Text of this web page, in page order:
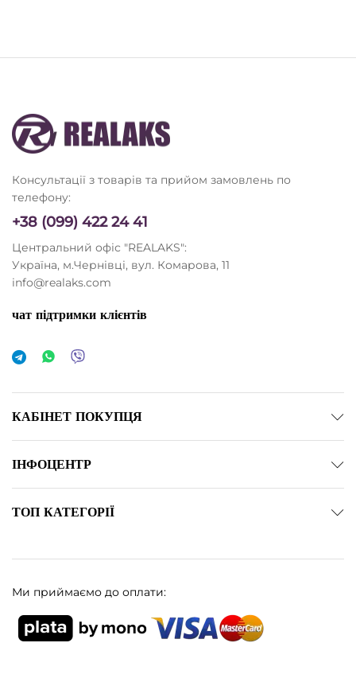
Консультації з товарів та прийом замовлень по
телефону:
+38 (099) 422 24 41
Центральний офіс "REALAKS":
Україна, м.Чернівці, вул. Комарова, 11
info@realaks.com
чат підтримки клієнтів
КАБІНЕТ ПОКУПЦЯ
ІНФОЦЕНТР
ТОП КАТЕГОРІЇ
Ми приймаємо до оплати: